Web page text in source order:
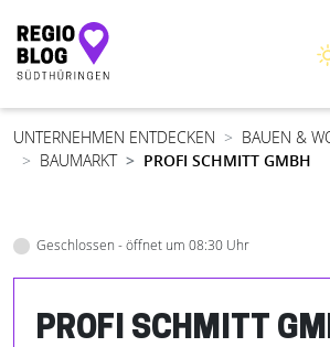
Hauptnavigation
UNTERNEHMEN ENTDECKEN
BAUEN &
BAUMARKT
PROFI SCHMITT GMBH
Geschlossen - öffnet um 08:30 Uhr
PROFI SCHMITT